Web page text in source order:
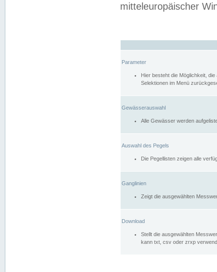
mitteleuropäischer
Parameter
Hier besteht die Möglichkeit,
Selektionen im Menü
Gewässerauswahl
Alle Gewässer werden
Auswahl des Pegels
Die Pegellisten zeigen alle
Ganglinien
Zeigt die ausgewählten
Download
Stellt die ausgewählten
kann txt, csv oder zrxp